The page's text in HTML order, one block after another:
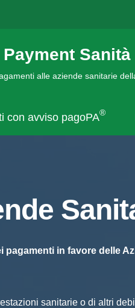
Sanità
alle aziende sanitarie
con avviso pagoPA®
pagamenti in favore delle
sanitarie o di altri